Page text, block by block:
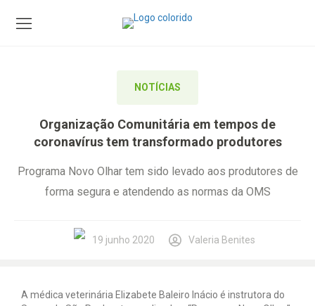
NOTÍCIAS
Organização Comunitária em tempos de
coronavírus tem transformado produtores
Programa Novo Olhar tem sido levado aos produtores de
forma segura e atendendo as normas da OMS
19 junho 2020 Valeria Benites
A médica veterinária Elizabete Baleiro Inácio é instrutora do